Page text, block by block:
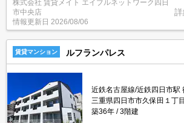
味わってください♪
株式会社 賃貸メイト エイブルネットワーク四日
市中央店
情報更新日 2026/08/06
賃貸マンション ルフランパレス
近鉄名古屋線/近鉄四日市駅
三重県四日市市久保田１丁目
築36年
3階建